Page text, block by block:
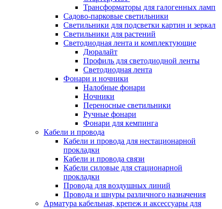
Трансформаторы для галогенных ламп
Садово-парковые светильники
Светильники для подсветки картин и зеркал
Светильники для растений
Светодиодная лента и комплектующие
Дюралайт
Профиль для светодиодной ленты
Светодиодная лента
Фонари и ночники
Налобные фонари
Ночники
Переносные светильники
Ручные фонари
Фонари для кемпинга
Кабели и провода
Кабели и провода для нестационарной
прокладки
Кабели и провода связи
Кабели силовые для стационарной
прокладки
Провода для воздушных линий
Провода и шнуры различного назначения
Арматура кабельная, крепеж и аксессуары для